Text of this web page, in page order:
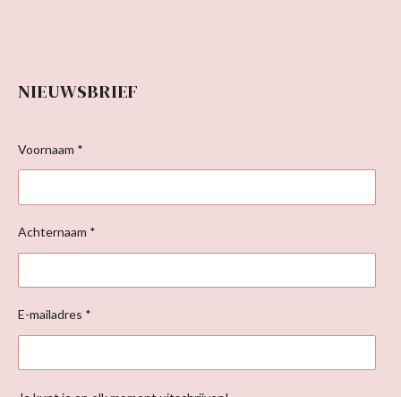
NIEUWSBRIEF
Voornaam *
Achternaam *
E-mailadres *